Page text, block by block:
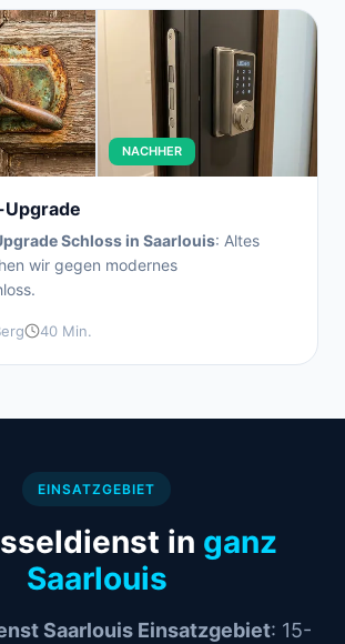
NACHHER
Schloss in Saarlouis: Altes
wir gegen modernes
40 Min.
EINSATZGEBIET
in ganz
Saarlouis
Saarlouis Einsatzgebiet: 15-